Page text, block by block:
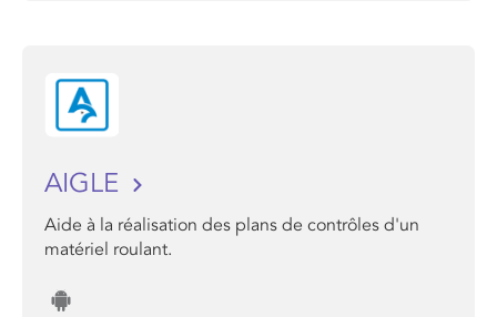
AIGLE
Aide à la réalisation des plans de contrôles d'un
matériel roulant.